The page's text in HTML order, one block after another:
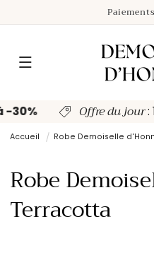
AU
-30% Offre du jour
Accueil Robe Demoiselle
C
o
Robe
Terracotta